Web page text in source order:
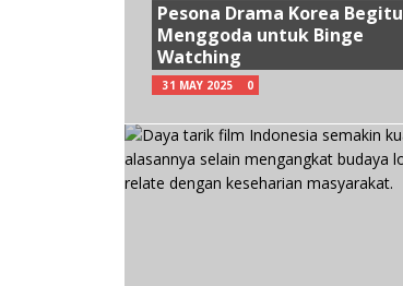
Pesona Drama Korea Begitu
Menggoda untuk Binge
Watching
31 MAY 2025 0